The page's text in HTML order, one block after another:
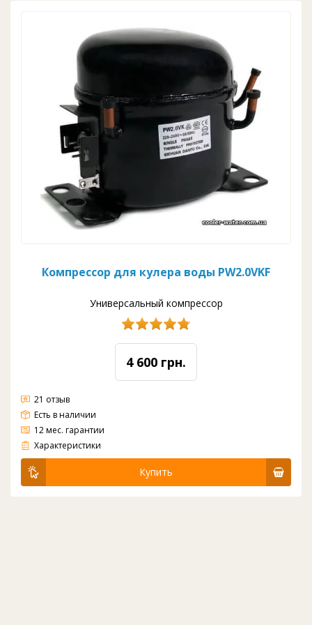
Компрессор для кулера воды PW2.0VKF
Универсальный компрессор
4 600 грн.
21 отзыв
Есть в наличии
12 мес. гарантии
Универсальный компрессор под многие модели китайских кулеров
Характеристики
Купить